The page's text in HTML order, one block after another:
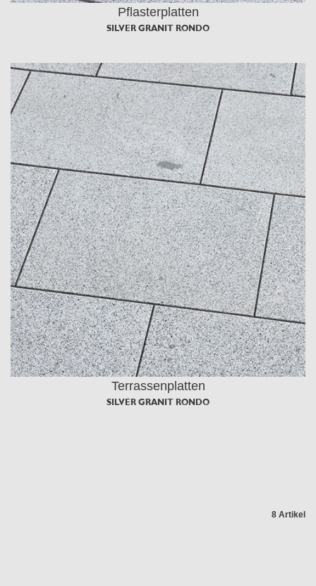
Pflasterplatten
SILVER GRANIT RONDO
Terrassenplatten
SILVER GRANIT RONDO
8 Artikel